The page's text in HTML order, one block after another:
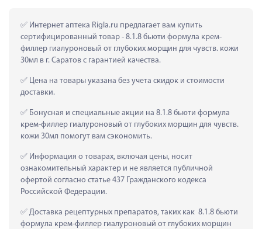
Интернет аптека Rigla.ru предлагает вам купить
сертифицированный товар - 8.1.8 бьюти формула крем-
филлер гиалуроновый от глубоких морщин для чувств. кожи
30мл в г. Саратов с гарантией качества.
Цена на товары указана без учета скидок и стоимости
доставки.
Бонусная и специальные акции на 8.1.8 бьюти формула
крем-филлер гиалуроновый от глубоких морщин для чувств.
кожи 30мл помогут вам сэкономить.
Информация о товарах, включая цены, носит
ознакомительный характер и не является публичной
офертой согласно статье 437 Гражданского кодекса
Российской Федерации.
Доставка рецептурных препаратов, таких как  8.1.8 бьюти
формула крем-филлер гиалуроновый от глубоких морщин